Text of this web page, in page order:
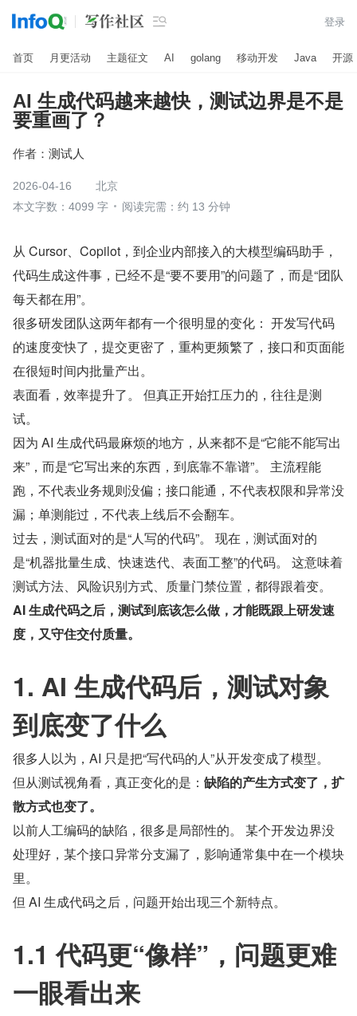
 登录
首页 月更活动 主题征文 AI golang 移动开发 Java 开源
AI 生成代码越来越快，测试边界是不是
要重画了？
作者： 测试人
2026-04-16
北京
本文字数：4099 字
阅读完需：约 13 分钟
从 Cursor、Copilot，到企业内部接入的大模型编码助手，
代码生成这件事，已经不是“要不要用”的问题了，而是“团队
每天都在用”。
很多研发团队这两年都有一个很明显的变化： 开发写代码
的速度变快了，提交更密了，重构更频繁了，接口和页面能
在很短时间内批量产出。
表面看，效率提升了。 但真正开始扛压力的，往往是测
试。
因为 AI 生成代码最麻烦的地方，从来都不是“它能不能写出
来”，而是“它写出来的东西，到底靠不靠谱”。 主流程能
跑，不代表业务规则没偏；接口能通，不代表权限和异常没
漏；单测能过，不代表上线后不会翻车。
过去，测试面对的是“人写的代码”。 现在，测试面对的
是“机器批量生成、快速迭代、表面工整”的代码。 这意味着
测试方法、风险识别方式、质量门禁位置，都得跟着变。
AI 生成代码之后，测试到底该怎么做，才能既跟上研发速
度，又守住交付质量。
1. AI 生成代码后，测试对象
到底变了什么
很多人以为，AI 只是把“写代码的人”从开发变成了模型。
但从测试视角看，真正变化的是： 缺陷的产生方式变了，扩
散方式也变了。
以前人工编码的缺陷，很多是局部性的。 某个开发边界没
处理好，某个接口异常分支漏了，影响通常集中在一个模块
里。
但 AI 生成代码之后，问题开始出现三个新特点。
1.1 代码更“像样”，问题更难
一眼看出来